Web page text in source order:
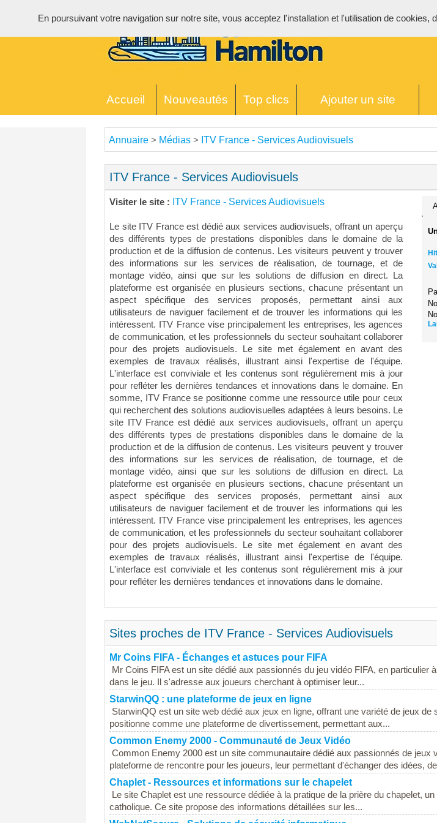
Accueil Nouveautés Top clics Ajouter un site
Annuaire > Médias > ITV France - Services Audiovisuels
ITV France - Services Audiovisuels
Visiter le site : ITV France - Services Audiovisuels
Le site ITV France est dédié aux services audiovisuels, offrant un aperçu
des différents types de prestations disponibles dans le domaine de la
production et de la diffusion de contenus. Les visiteurs peuvent y trouver
des informations sur les services de réalisation, de tournage, et de
montage vidéo, ainsi que sur les solutions de diffusion en direct. La
plateforme est organisée en plusieurs sections, chacune présentant un
aspect spécifique des services proposés, permettant ainsi aux
utilisateurs de naviguer facilement et de trouver les informations qui les
intéressent. ITV France vise principalement les entreprises, les agences
de communication, et les professionnels du secteur souhaitant collaborer
pour des projets audiovisuels. Le site met également en avant des
exemples de travaux réalisés, illustrant ainsi l'expertise de l'équipe.
L'interface est conviviale et les contenus sont régulièrement mis à jour
pour refléter les dernières tendances et innovations dans le domaine. En
somme, ITV France se positionne comme une ressource utile pour ceux
qui recherchent des solutions audiovisuelles adaptées à leurs besoins. Le
site ITV France est dédié aux services audiovisuels, offrant un aperçu
des différents types de prestations disponibles dans le domaine de la
production et de la diffusion de contenus. Les visiteurs peuvent y trouver
des informations sur les services de réalisation, de tournage, et de
montage vidéo, ainsi que sur les solutions de diffusion en direct. La
plateforme est organisée en plusieurs sections, chacune présentant un
aspect spécifique des services proposés, permettant ainsi aux
utilisateurs de naviguer facilement et de trouver les informations qui les
intéressent. ITV France vise principalement les entreprises, les agences
de communication, et les professionnels du secteur souhaitant collaborer
pour des projets audiovisuels. Le site met également en avant des
exemples de travaux réalisés, illustrant ainsi l'expertise de l'équipe.
L'interface est conviviale et les contenus sont régulièrement mis à jour
pour refléter les dernières tendances et innovations dans le domaine.
Sites proches de ITV France - Services Audiovisuels
Mr Coins FIFA - Échanges et astuces pour FIFA
Mr Coins FIFA est un site dédié aux passionnés du jeu vidéo FIFA, en particulier
dans le jeu. Il s'adresse aux joueurs cherchant à optimiser leur...
StarwinQQ : une plateforme de jeux en ligne
StarwinQQ est un site web dédié aux jeux en ligne, offrant une variété de jeux
positionne comme une plateforme de divertissement, permettant aux...
Common Enemy 2000 - Communauté de Jeux Vidéo
Common Enemy 2000 est un site communautaire dédié aux passionnés de jeux
plateforme de rencontre pour les joueurs, leur permettant d'échanger des idées,
Chaplet - Ressources et informations sur le chapelet
Le site Chaplet est une ressource dédiée à la pratique de la prière du chapelet,
catholique. Ce site propose des informations détaillées sur les...
En poursuivant votre navigation sur notre site, vous acceptez l'installation et l'utilisation de cookies,